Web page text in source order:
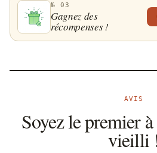
№ 03
Gagnez des
récompenses !
AVIS
Soyez le premier
vieilli